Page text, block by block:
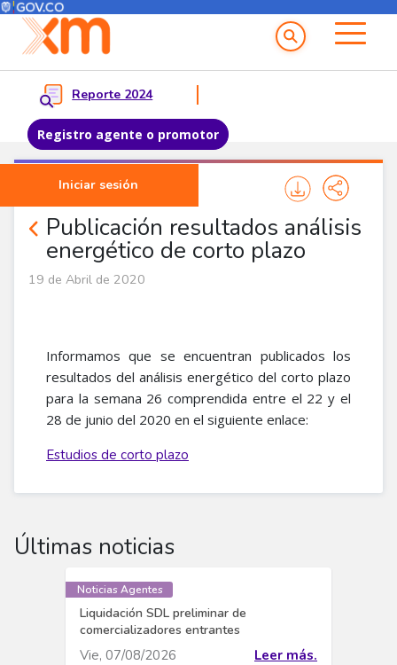
Pasar al contenido principal
Menú del Usuario
Reporte 2024
Registro agente o promotor
Iniciar sesión
Menu principal
Publicación resultados análisis
energético de corto plazo
Noticias Agentes
19 de Abril de 2020
Informamos que se encuentran publicados los
resultados del análisis energético del corto plazo
para la semana 26 comprendida entre el 22 y el
28 de junio del 2020 en el siguiente enlace:
Estudios de corto plazo
Últimas noticias
Noticias Agentes
Liquidación SDL preliminar de
comercializadores entrantes
Vie, 07/08/2026 Leer más.